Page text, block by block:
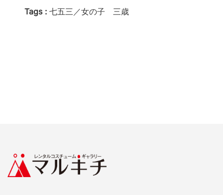
Tags : 七五三／女の子 三歳